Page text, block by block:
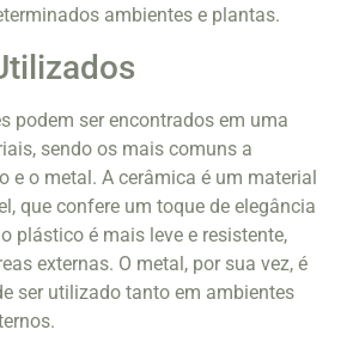
ambientes e plantas.
podem ser encontrados em uma
sendo os mais comuns a
e o metal. A cerâmica é um material
que confere um toque de elegância
plástico é mais leve e resistente,
externas. O metal, por sua vez, é
ser utilizado tanto em ambientes